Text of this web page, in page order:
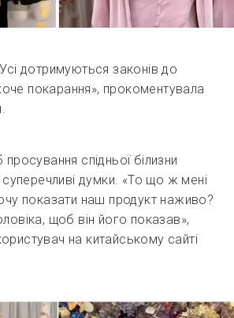
дотримуються законів до
покарання», прокоментувала
спідньої білизни
суперечливі думки. «То що ж мені
показати наш продукт наживо?
щоб він його показав»,
на китайському сайті